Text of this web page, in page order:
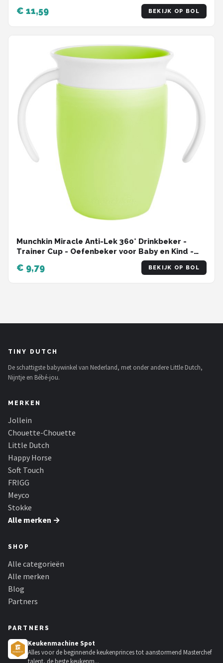
€ 11,59 BEKIJK OP BOL
Munchkin Miracle Anti-Lek 360° Drinkbeker -
Trainer Cup - Oefenbeker voor Baby en Kind -
€ 9,79 BEKIJK OP BOL
TINY DUTCH
De schattigste babywinkel van Nederland, met onder andere Little Dutch,
Nijntje en Bébé-jou.
MERKEN
Jollein
Chouette-Chouette
Little Dutch
Happy Horse
Soft Touch
FRIGG
Meyco
Stokke
Alle merken →
SHOP
Alle categorieën
Alle merken
Blog
Partners
PARTNERS
Keukenmachine Spot
Alles voor de beginnende keukenprinces tot aanstormend Masterchef
talent, de beste keukenm...